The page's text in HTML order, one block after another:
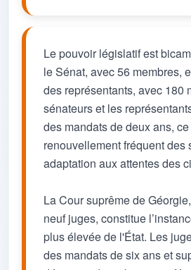
Le pouvoir législatif est
le Sénat, avec 56 membres,
des représentants, avec 180
sénateurs et les
des mandats de deux ans,
renouvellement fréquent des
adaptation aux attentes des
La Cour suprême de
neuf juges, constitue
plus élevée de l'État. Les
des mandats de six ans et